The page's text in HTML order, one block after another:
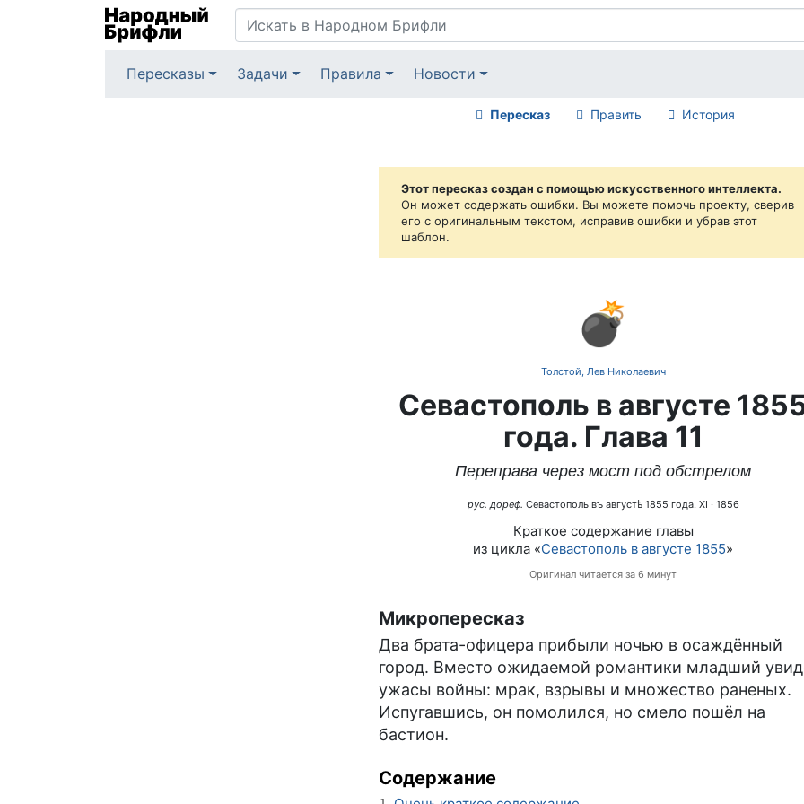
Пересказы Задачи Правила Новости
Пересказ Править История
Этот пересказ создан с помощью искусственного интеллекта.
Он может содержать ошибки. Вы можете помочь проекту, сверив
его с оригинальным текстом, исправив ошибки и убрав этот
шаблон.
💣
Толстой, Лев Николаевич
Севастополь в августе
года. Глава 11
Переправа через мост под обстрелом
рус. дореф. Севастополь въ августѣ 1855 года. XI · 1856
Краткое содержание главы
из цикла «Севастополь в августе 1855»
Оригинал читается за 6 минут
Микропересказ
Два брата-офицера прибыли ночью в осаждённый
город. Вместо ожидаемой романтики младший
ужасы войны: мрак, взрывы и множество раненых.
Испугавшись, он помолился, но смело пошёл на
бастион.
Содержание